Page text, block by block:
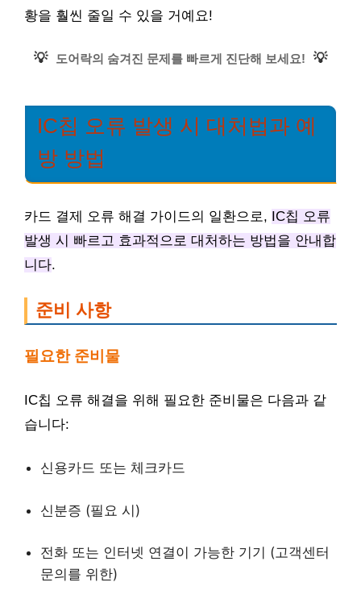
황을 훨씬 줄일 수 있을 거예요!
💡 도어락의 숨겨진 문제를 빠르게 진단해 보세요! 💡
IC칩 오류 발생 시 대처법과 예
방 방법
카드 결제 오류 해결 가이드의 일환으로, IC칩 오류
발생 시 빠르고 효과적으로 대처하는 방법을 안내합
니다.
준비 사항
필요한 준비물
IC칩 오류 해결을 위해 필요한 준비물은 다음과 같
습니다:
신용카드 또는 체크카드
신분증 (필요 시)
전화 또는 인터넷 연결이 가능한 기기 (고객센터
문의를 위한)